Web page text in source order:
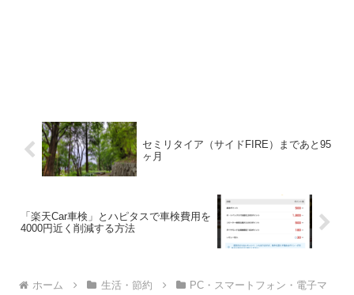
セミリタイア（サイドFIRE）まであと95
ヶ月
「楽天Car車検」とハピタスで車検費用を
4000円近く削減する方法
ホーム 生活・節約 PC・スマートフォン・電子マ